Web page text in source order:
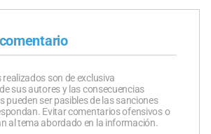
son de exclusiva
sus autores y las consecuencias
pueden ser pasibles de las sanciones
Evitar comentarios ofensivos o
al tema abordado en la información.